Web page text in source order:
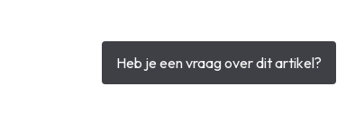
Heb je een vraag over dit artikel?